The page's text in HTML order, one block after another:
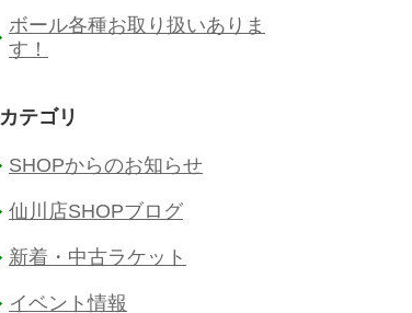
ボール各種お取り扱いありま
す！
カテゴリ
SHOPからのお知らせ
仙川店SHOPブログ
新着・中古ラケット
イベント情報